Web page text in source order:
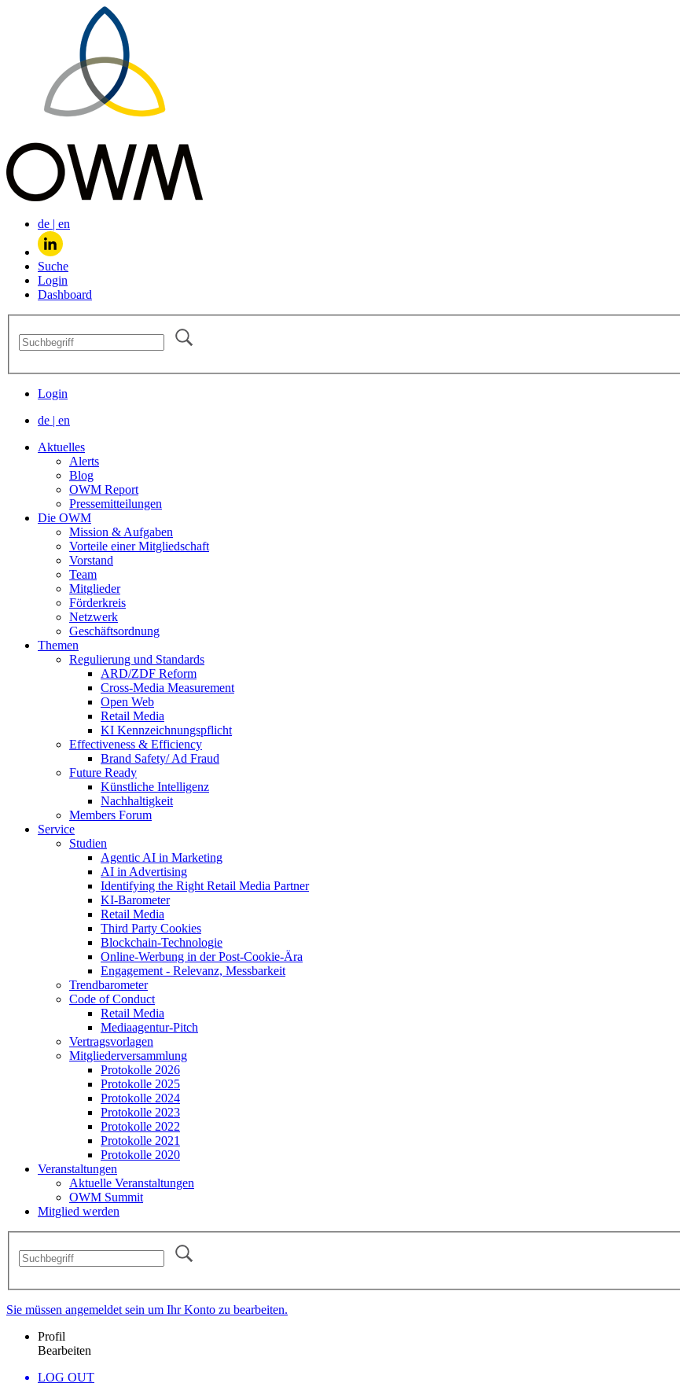
de | en
Suche
Login
Dashboard
Login
de | en
Aktuelles
Alerts
Blog
OWM Report
Pressemitteilungen
Die OWM
Mission & Aufgaben
Vorteile einer Mitgliedschaft
Vorstand
Team
Mitglieder
Förderkreis
Netzwerk
Geschäftsordnung
Themen
Regulierung und Standards
ARD/ZDF Reform
Cross-Media Measurement
Open Web
Retail Media
KI Kennzeichnungspflicht
Effectiveness & Efficiency
Brand Safety/ Ad Fraud
Future Ready
Künstliche Intelligenz
Nachhaltigkeit
Members Forum
Service
Studien
Agentic AI in Marketing
AI in Advertising
Identifying the Right Retail Media Partner
KI-Barometer
Retail Media
Third Party Cookies
Blockchain-Technologie
Online-Werbung in der Post-Cookie-Ära
Engagement - Relevanz, Messbarkeit
Trendbarometer
Code of Conduct
Retail Media
Mediaagentur-Pitch
Vertragsvorlagen
Mitgliederversammlung
Protokolle 2026
Protokolle 2025
Protokolle 2024
Protokolle 2023
Protokolle 2022
Protokolle 2021
Protokolle 2020
Veranstaltungen
Aktuelle Veranstaltungen
OWM Summit
Mitglied werden
Sie müssen angemeldet sein um Ihr Konto zu bearbeiten.
Profil
Bearbeiten
LOG OUT